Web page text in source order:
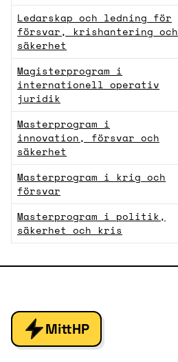
Ledarskap och ledning för
försvar, krishantering och
säkerhet
Magisterprogram i
internationell operativ
juridik
Masterprogram i
innovation, försvar och
säkerhet
Masterprogram i krig och
försvar
Masterprogram i politik,
säkerhet och kris
MittHP